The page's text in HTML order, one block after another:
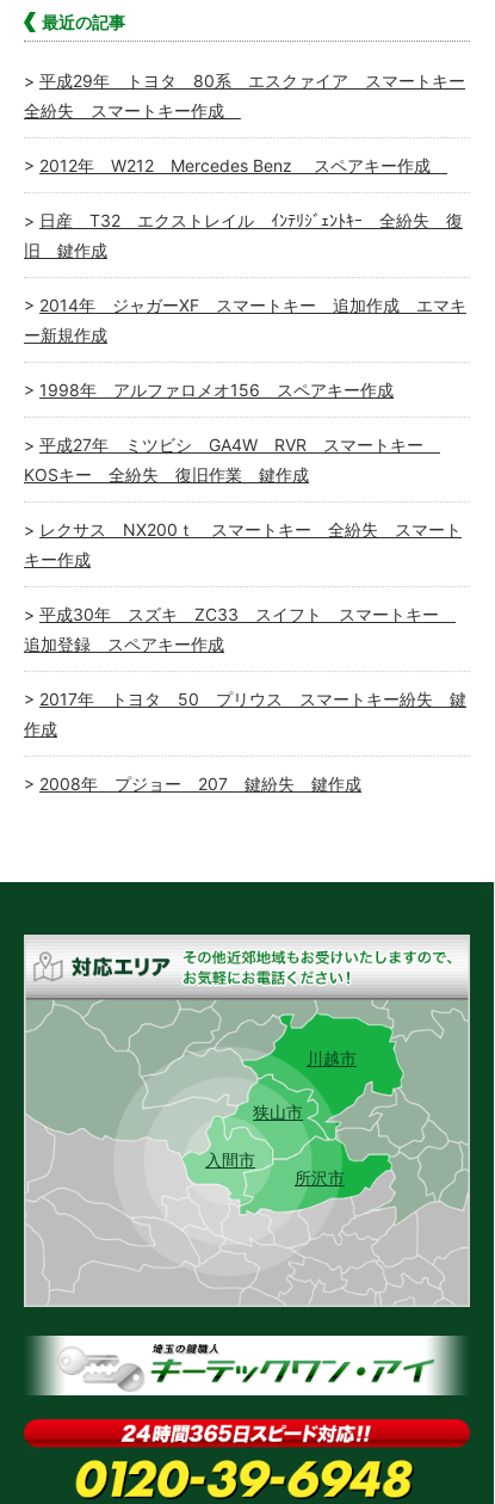
最近の記事
平成29年 トヨタ 80系 エスクァイア スマートキー
全紛失 スマートキー作成
2012年 W212 Mercedes Benz スペアキー作成
日産 T32 エクストレイル ｲﾝﾃﾘｼﾞｪﾝﾄｷｰ 全紛失 復
旧 鍵作成
2014年 ジャガーXF スマートキー 追加作成 エマキ
ー新規作成
1998年 アルファロメオ156 スペアキー作成
平成27年 ミツビシ GA4W RVR スマートキー
KOSキー 全紛失 復旧作業 鍵作成
レクサス NX200ｔ スマートキー 全紛失 スマート
キー作成
平成30年 スズキ ZC33 スイフト スマートキー
追加登録 スペアキー作成
2017年 トヨタ 50 プリウス スマートキー紛失 鍵
作成
2008年 プジョー 207 鍵紛失 鍵作成
入間市
狭山市
所沢市
川越市